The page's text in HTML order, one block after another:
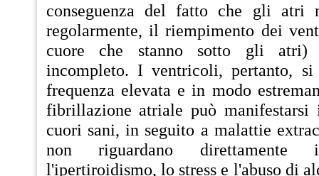
conseguenza del fatto che gli atri
regolarmente, il riempimento dei
cuore che stanno sotto gli atri)
incompleto. I ventricoli, pertanto, si
frequenza elevata e in modo
fibrillazione atriale può manifestarsi
cuori sani, in seguito a malattie
non riguardano
l'ipertiroidismo, lo stress e l'abuso di